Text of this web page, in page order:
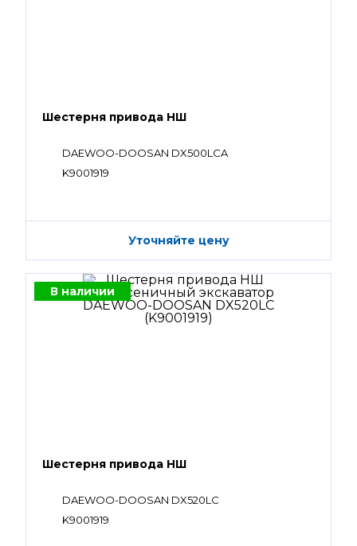
Шестерня привода НШ
DAEWOO-DOOSAN DX500LCA
K9001919
Уточняйте цену
В наличии
Шестерня привода НШ
DAEWOO-DOOSAN DX520LC
K9001919